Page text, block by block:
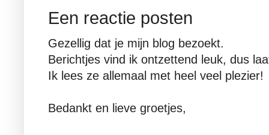
Een reactie posten
Gezellig dat je mijn blog bezoekt.
Berichtjes vind ik ontzettend leuk, dus
Ik lees ze allemaal met heel veel plezier!
Bedankt en lieve groetjes,